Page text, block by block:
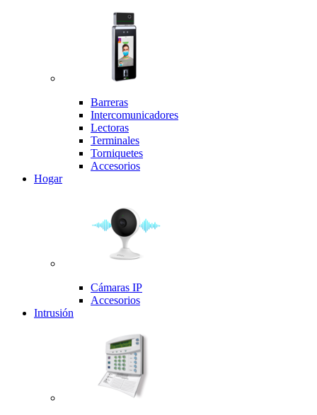
Barreras
Intercomunicadores
Lectoras
Terminales
Torniquetes
Accesorios
Hogar
Cámaras IP
Accesorios
Intrusión